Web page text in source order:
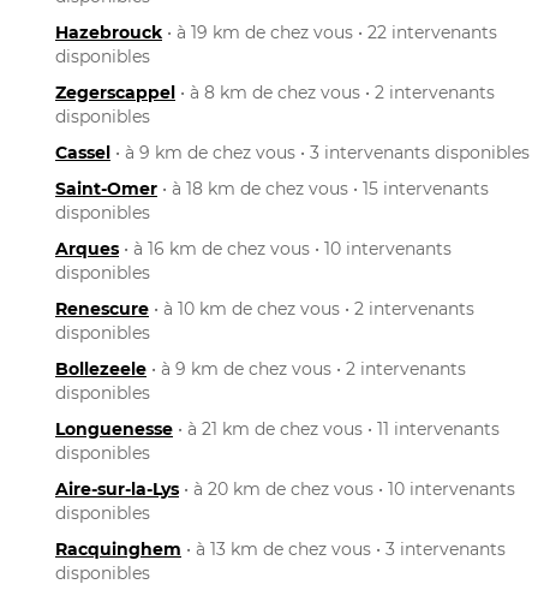
Hazebrouck • à 19 km de chez vous • 22 intervenants
disponibles
Zegerscappel • à 8 km de chez vous • 2 intervenants
disponibles
Cassel • à 9 km de chez vous • 3 intervenants disponibles
Saint-Omer • à 18 km de chez vous • 15 intervenants
disponibles
Arques • à 16 km de chez vous • 10 intervenants
disponibles
Renescure • à 10 km de chez vous • 2 intervenants
disponibles
Bollezeele • à 9 km de chez vous • 2 intervenants
disponibles
Longuenesse • à 21 km de chez vous • 11 intervenants
disponibles
Aire-sur-la-Lys • à 20 km de chez vous • 10 intervenants
disponibles
Racquinghem • à 13 km de chez vous • 3 intervenants
disponibles